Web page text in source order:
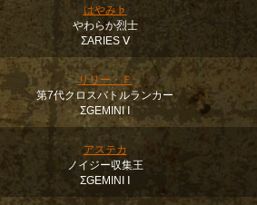
はやみ♭
やわらか烈士
ΣARIES Ⅴ
リリー・Ｆ
第7代クロスバトルランカー
ΣGEMINI Ⅰ
アステカ
ノイジー収集王
ΣGEMINI Ⅰ